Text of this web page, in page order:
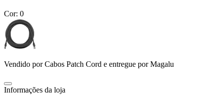
Cor: 0
Vendido porCabos Patch Cord e entregue por Magalu
Informações da loja